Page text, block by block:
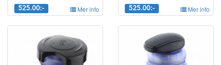
525.00:- Mer info 525.00:- Mer info